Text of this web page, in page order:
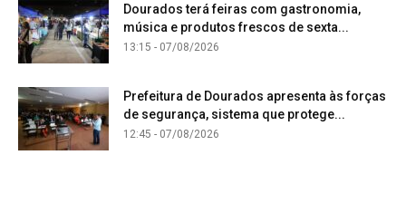
Dourados terá feiras com gastronomia,
música e produtos frescos de sexta...
13:15 - 07/08/2026
Prefeitura de Dourados apresenta às forças
de segurança, sistema que protege...
12:45 - 07/08/2026